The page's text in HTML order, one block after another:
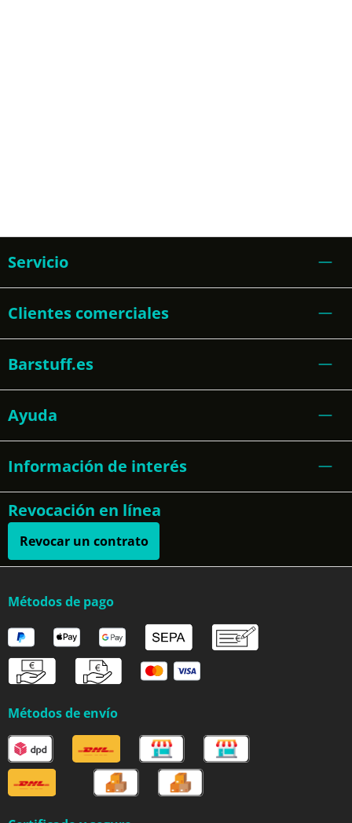
Servicio
Clientes comerciales
Barstuff.es
Ayuda
Información de interés
Revocación en línea
Revocar un contrato
Métodos de pago
Métodos de envío